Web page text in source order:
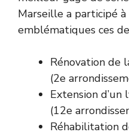
Marseille a participé
emblématiques ces
Rénovation de
(2e
Extension d’un
(12e
Réhabilitation